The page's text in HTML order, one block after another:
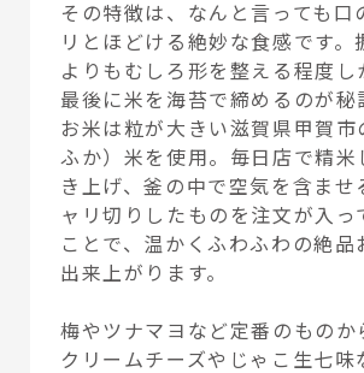
その特徴は、なんと言っても口
リとほどける絶妙な食感です。
よりもむしろ形を整える程度し
最後に米を海苔で締めるのが秘
お米は粒が大きい滋賀県甲賀市
ふか）米を使用。毎日店で精米
き上げ、釜の中で空気を含ませ
ャリ切りしたものを注文が入っ
ことで、温かくふわふわの絶品
出来上がります。
梅やツナマヨなど定番のものか
クリームチーズやじゃこ生七味